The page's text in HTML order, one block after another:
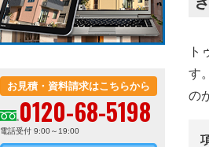
ト
す
の
お見積・資料請求はこちらから
0120-68-5198
電話受付 9:00～19:00